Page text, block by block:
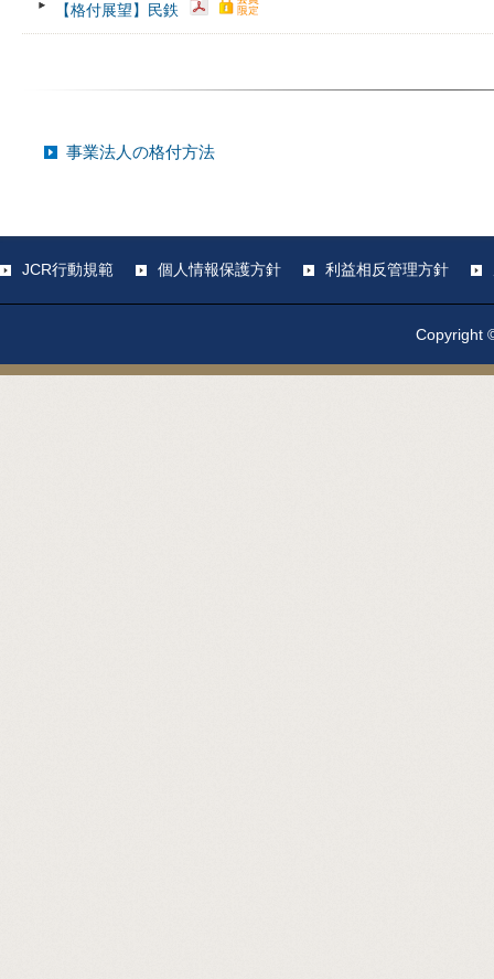
【格付展望】民鉄
事業法人の格付方法
JCR行動規範 個人情報保護方針 利益相反管理方針
Copyright